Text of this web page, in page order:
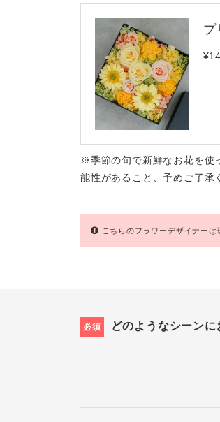
プ
※季節の旬で新鮮なお花を使
能性があること、予めご了承
こちらのフラワーデザイナー
必須 どのようなシーンに